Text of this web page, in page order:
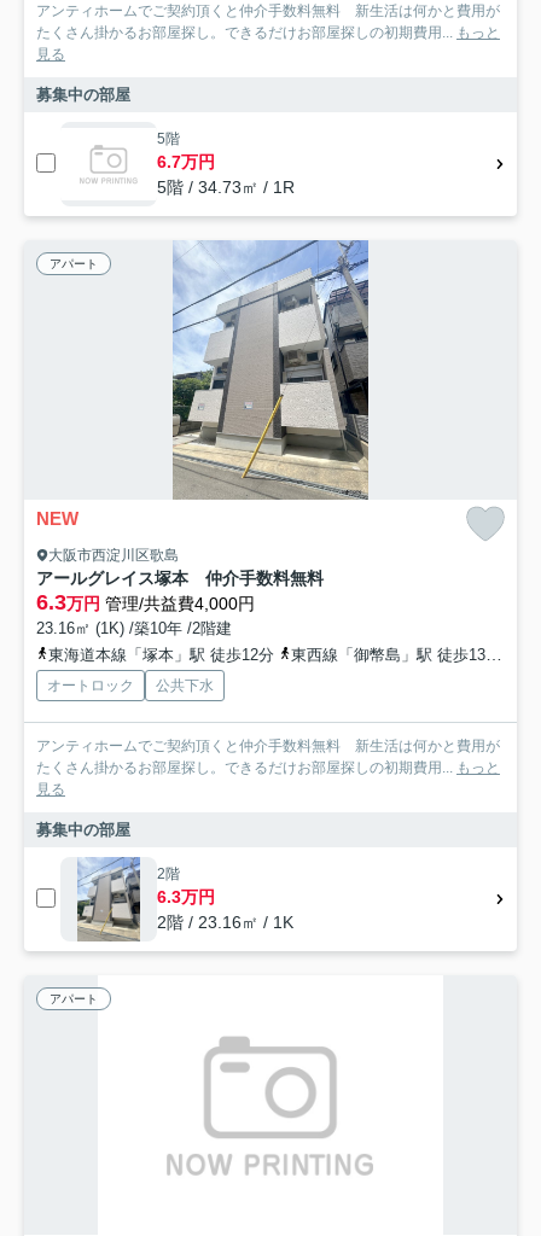
アンティホームでご契約頂くと仲介手数料無料 新生活は何かと費用が
たくさん掛かるお部屋探し。できるだけお部屋探しの初期費用... もっと
見る
募集中の部屋
5階
6.7万円
5階 / 34.73㎡ / 1R
アパート
NEW
大阪市西淀川区歌島
アールグレイス塚本 仲介手数料無料
6.3万円 管理/共益費4,000円
23.16㎡ (1K) /築10年 /2階建
東海道本線「塚本」駅 徒歩12分
東西線「御幣島」駅 徒歩13分
オートロック 公共下水
アンティホームでご契約頂くと仲介手数料無料 新生活は何かと費用が
たくさん掛かるお部屋探し。できるだけお部屋探しの初期費用... もっと
見る
募集中の部屋
2階
6.3万円
2階 / 23.16㎡ / 1K
アパート